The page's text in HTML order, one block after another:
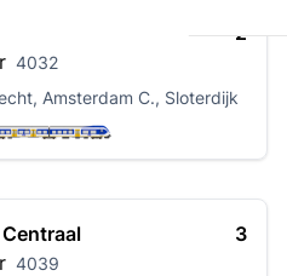
4032
2
Amsterdam C., Sloterdijk
4039
3